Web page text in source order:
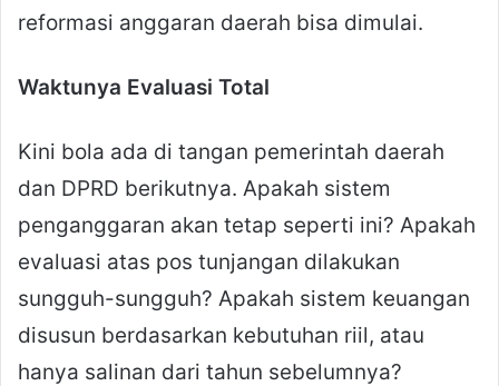
reformasi anggaran daerah bisa dimulai.
Waktunya Evaluasi Total
Kini bola ada di tangan pemerintah daerah
dan DPRD berikutnya. Apakah sistem
penganggaran akan tetap seperti ini? Apakah
evaluasi atas pos tunjangan dilakukan
sungguh-sungguh? Apakah sistem keuangan
disusun berdasarkan kebutuhan riil, atau
hanya salinan dari tahun sebelumnya?